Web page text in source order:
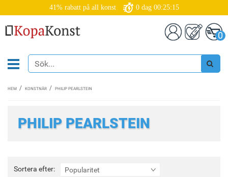
41% rabatt på all konst 0 dag 00:25:15
0
HEM KONSTNÄR PHILIP PEARLSTEIN
PHILIP PEARLSTEIN
Sortera efter: Popularitet
Sortera
efter: